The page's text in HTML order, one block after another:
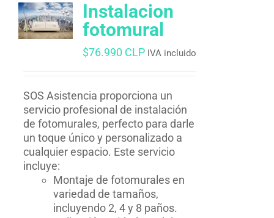
Instalacion
fotomural
$76.990 CLP IVA incluido
SOS Asistencia proporciona un
servicio profesional de instalación
de fotomurales, perfecto para darle
un toque único y personalizado a
cualquier espacio. Este servicio
incluye:
Montaje de fotomurales en
variedad de tamaños,
incluyendo 2, 4 y 8 paños.